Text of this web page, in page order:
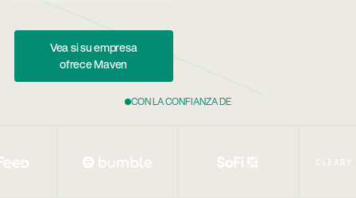
Vea si su empresa
ofrece Maven
CON LA CONFIANZA DE